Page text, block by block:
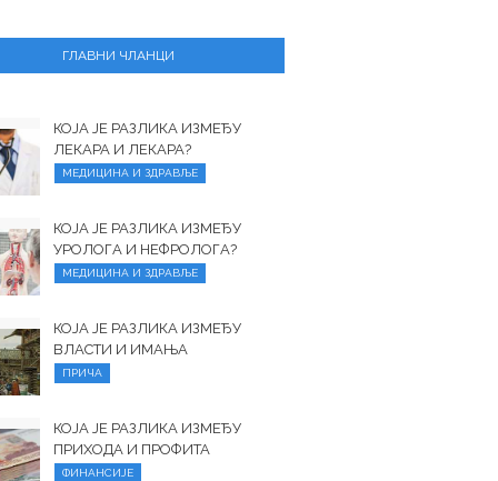
ГЛАВНИ ЧЛАНЦИ
КОЈА ЈЕ РАЗЛИКА ИЗМЕЂУ
ЛЕКАРА И ЛЕКАРА?
МЕДИЦИНА И ЗДРАВЉЕ
КОЈА ЈЕ РАЗЛИКА ИЗМЕЂУ
УРОЛОГА И НЕФРОЛОГА?
МЕДИЦИНА И ЗДРАВЉЕ
КОЈА ЈЕ РАЗЛИКА ИЗМЕЂУ
ВЛАСТИ И ИМАЊА
ПРИЧА
КОЈА ЈЕ РАЗЛИКА ИЗМЕЂУ
ПРИХОДА И ПРОФИТА
ФИНАНСИЈЕ